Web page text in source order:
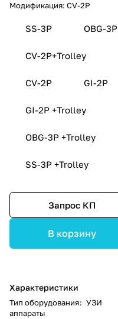
Модификация: CV-2P
SS-3P OBG-3P
CV-2P+Trolley
CV-2P GI-2P
GI-2P +Trolley
OBG-3P +Trolley
SS-3P +Trolley
Запрос КП
В корзину
Характеристики
Тип оборудования: УЗИ
аппараты